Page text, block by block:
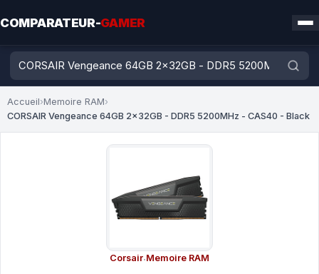
COMPARATEUR-GAMER
Accueil›Memoire RAM›
CORSAIR Vengeance 64GB 2x32GB - DDR5 5200MHz - CAS40 - Black
Corsair·Memoire RAM